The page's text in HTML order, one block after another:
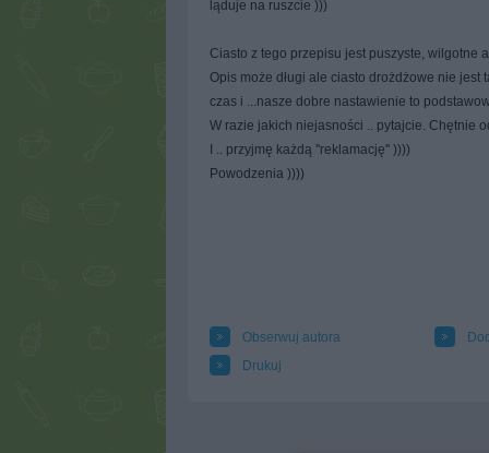
ląduje na ruszcie )))
Ciasto z tego przepisu jest puszyste, wilgotne
Opis może długi ale ciasto drożdżowe nie
czas i ...nasze dobre nastawienie to
W razie jakich niejasności .. pytajcie. Chętnie
I .. przyjmę każdą ''reklamację'' ))))
Powodzenia ))))
Obserwuj autora
Drukuj